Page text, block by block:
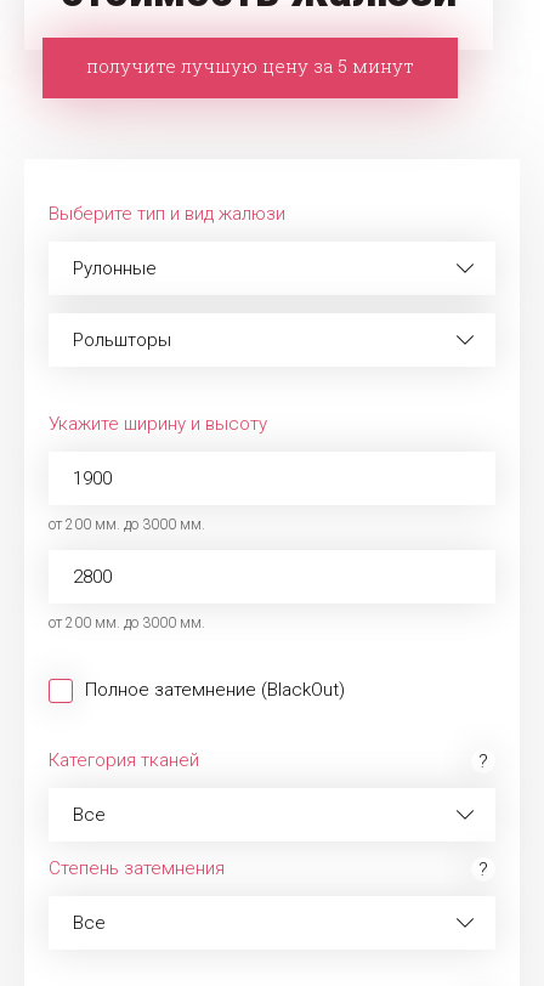
получите лучшую цену за 5 минут
Выберите тип и вид жалюзи
Рулонные
Рольшторы
Укажите ширину и высоту
от 200 мм. до 3000 мм.
от 200 мм. до 3000 мм.
Полное затемнение (BlackOut)
Категория тканей
Все
Степень затемнения
Все